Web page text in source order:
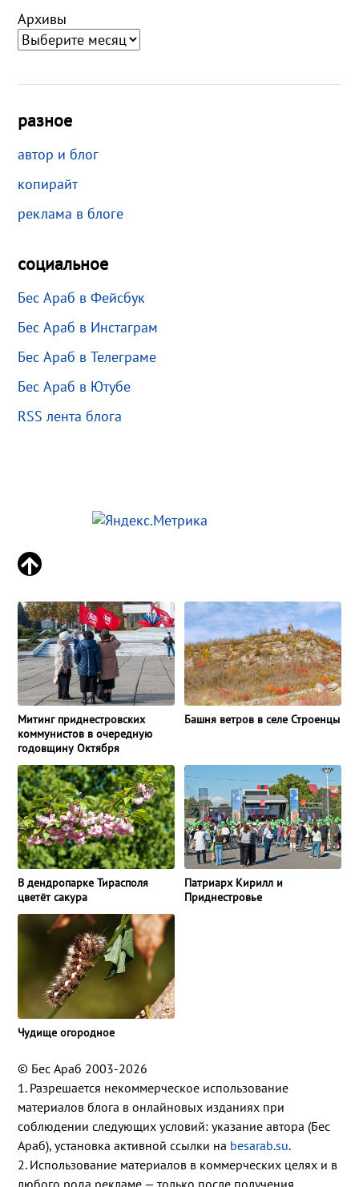
Архивы
разное
автор и блог
копирайт
реклама в блоге
социальное
Бес Араб в Фейсбук
Бес Араб в Инстаграм
Бес Араб в Телеграме
Бес Араб в Ютубе
RSS лента блога
Митинг приднестровских
коммунистов в очередную
годовщину Октября
Башня ветров в селе Строенцы
В дендропарке Тирасполя
цветёт сакура
Патриарх Кирилл и
Приднестровье
Чудище огородное
© Бес Араб 2003-2026
1. Разрешается некоммерческое использование
материалов блога в онлайновых изданиях при
соблюдении следующих условий: указание автора (Бес
Араб), установка активной ссылки на besarab.su.
2. Использование материалов в коммерческих целях и в
любого рода рекламе — только после получения